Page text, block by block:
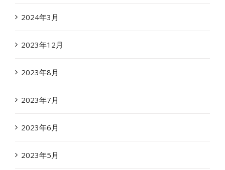
2024年3月
2023年12月
2023年8月
2023年7月
2023年6月
2023年5月